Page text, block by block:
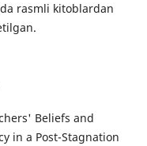
rasmli kitoblardan
Beliefs and
in a Post-Stagnation